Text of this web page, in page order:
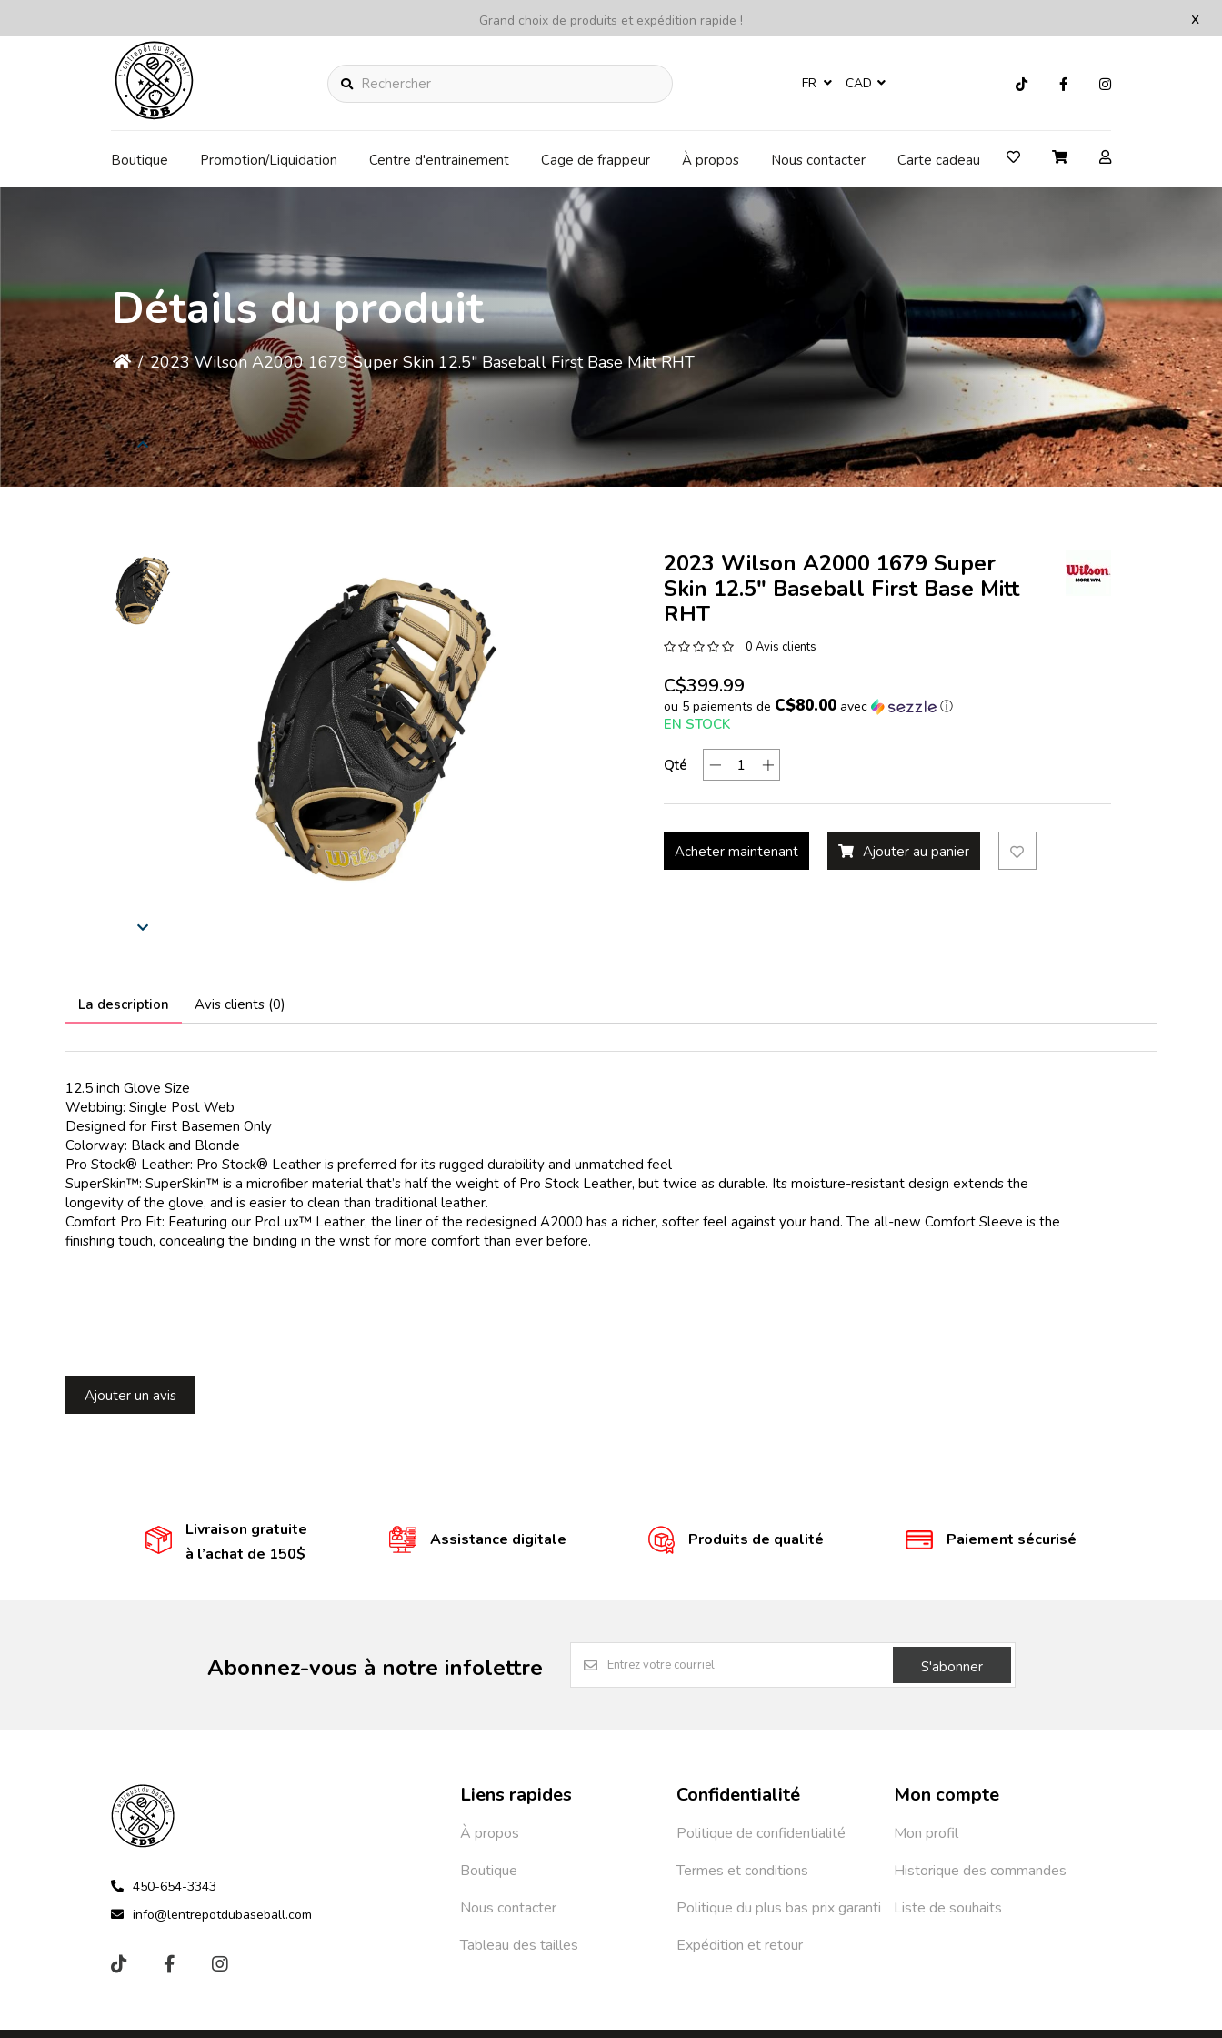
x
Grand choix de produits et expédition rapide !
Rechercher FR CAD
Boutique Promotion/Liquidation Centre d'entrainement Cage de frappeur À propos Nous contacter Carte cadeau
Détails du produit
/ 2023 Wilson A2000 1679 Super Skin 12.5" Baseball First Base Mitt RHT
2023 Wilson A2000 1679 Super
Skin 12.5" Baseball First Base Mitt
RHT
0 Avis clients
C$399.99
ou 5 paiements de C$80.00avec ⓘ
EN STOCK
Qté
Acheter maintenant Ajouter au panier
La description Avis clients (0)
12.5 inch Glove Size
Webbing: Single Post Web
Designed for First Basemen Only
Colorway: Black and Blonde
Pro Stock® Leather: Pro Stock® Leather is preferred for its rugged durability and unmatched feel
SuperSkin™: SuperSkin™ is a microfiber material that’s half the weight of Pro Stock Leather, but twice as durable. Its moisture-resistant design extends the
longevity of the glove, and is easier to clean than traditional leather.
Comfort Pro Fit: Featuring our ProLux™ Leather, the liner of the redesigned A2000 has a richer, softer feel against your hand. The all-new Comfort Sleeve is the
finishing touch, concealing the binding in the wrist for more comfort than ever before.
Ajouter un avis
Livraison gratuite
à l’achat de 150$
Assistance digitale Produits de qualité Paiement sécurisé
Abonnez-vous à notre infolettre S'abonner
450-654-3343
info@lentrepotdubaseball.com
Liens rapides
À propos
Boutique
Nous contacter
Tableau des tailles
Confidentialité
Politique de confidentialité
Termes et conditions
Politique du plus bas prix garanti
Expédition et retour
Mon compte
Mon profil
Historique des commandes
Liste de souhaits